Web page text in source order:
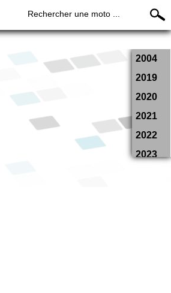
Rechercher une moto ...
2004
2019
2020
2021
2022
2023